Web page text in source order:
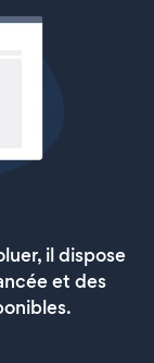
il dispose
et des